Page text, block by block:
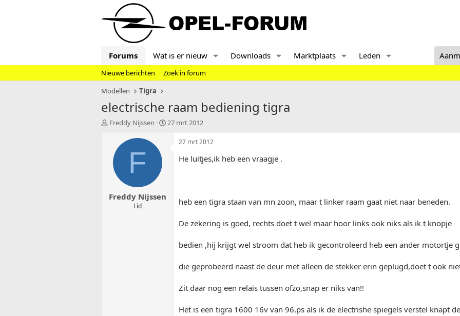
Forums Wat is er nieuw Downloads Marktplaats Leden
Nieuwe berichten
Zoek in forum
Modellen
Tigra
electrische raam bediening tigra
T
r
Freddy Nijssen
S
27 mrt 2012
F
Freddy Nijssen
Lid
27 mrt 2012
He luitjes,ik heb een vraagje .
heb een tigra staan van mn zoon, maar t linker raam gaat niet naar beneden.
De zekering is goed, rechts doet t wel maar hoor links ook niks als ik t knopje
bedien ,hij krijgt wel stroom dat heb ik gecontroleerd heb een ander motortje
die geprobeerd naast de deur met alleen de stekker erin geplugd,doet t ook
Zit daar nog een relais tussen ofzo,snap er niks van!!
Het is een tigra 1600 16v van 96,ps als ik de electrishe spiegels verstel knapt